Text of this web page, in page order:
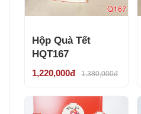
Hộp Quà Tết
HQT167
1,220,000đ 1,380,000đ